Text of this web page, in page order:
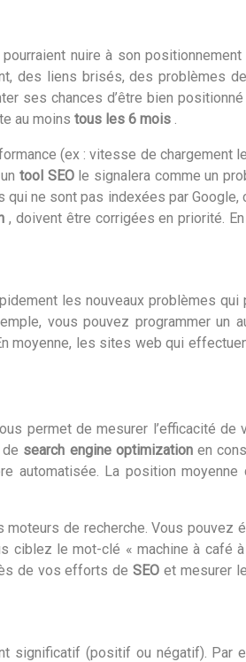
nuire à son
des liens brisés, des problèmes
ses chances d’être bien
au moins tous les 6 mois .
(ex : vitesse de chargement
tool SEO le signalera comme un
ne sont pas indexées par Google,
, doivent être corrigées en priorité.
les nouveaux problèmes qui
vous pouvez programmer un
moyenne, les sites web qui
permet de mesurer l’efficacité de
search engine optimizationen
automatisée. La position
de recherche. Vous pouvez
ciblez le mot-clé « machine à café
de vos efforts deSEO et mesurer
significatif (positif ou négatif). Par